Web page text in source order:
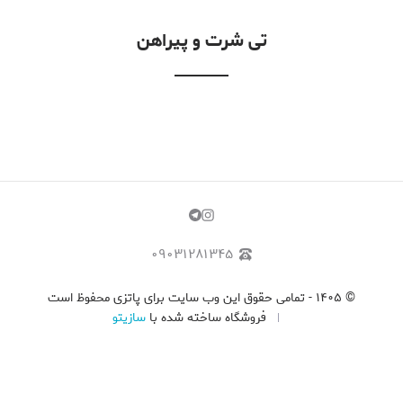
تی شرت و پیراهن
۰۹۰۳۱۲۸۱۳۴۵
© ۱۴۰۵ -تمامی حقوق این وب سایت برای پاتزی محفوظ است
فروشگاه ساخته شده با سازیتو